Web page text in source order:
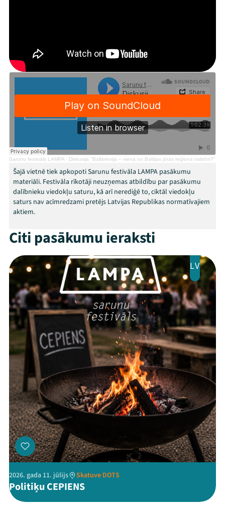
Arhīvs
Viņi bija LAMPĀ 2026
Jaunumi
Ziedo
Veikals
Kontakti
FacebookYoutube
X Instagram
Flick TikTok
Sarunu festivāls LAMPA · Diskusija "Baltkrievija – viena no Baltijas jūras reģiona valstīm?"
Šajā vietnē tiek apkopoti Sarunu festivāla LAMPA pasākumu
materiāli. Festivāla rīkotāji neuzņemas atbildību par pasākumu
dalībnieku viedokļu saturu, kā arī nerediģē to, ciktāl viedokļu
saturs nav acīmredzami pretējs Latvijas Republikas normatīvajiem
aktiem.
Citi pasākumu ieraksti
LV
2026. gada 11. jūlijs Skatuve DOTS
Politiķu CEPIENS